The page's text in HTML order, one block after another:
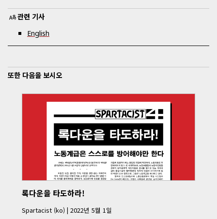
관련 기사
English
또한 다음을 보시오
록다운을 타도하라!
Spartacist (ko) | 2022년 5월 1일